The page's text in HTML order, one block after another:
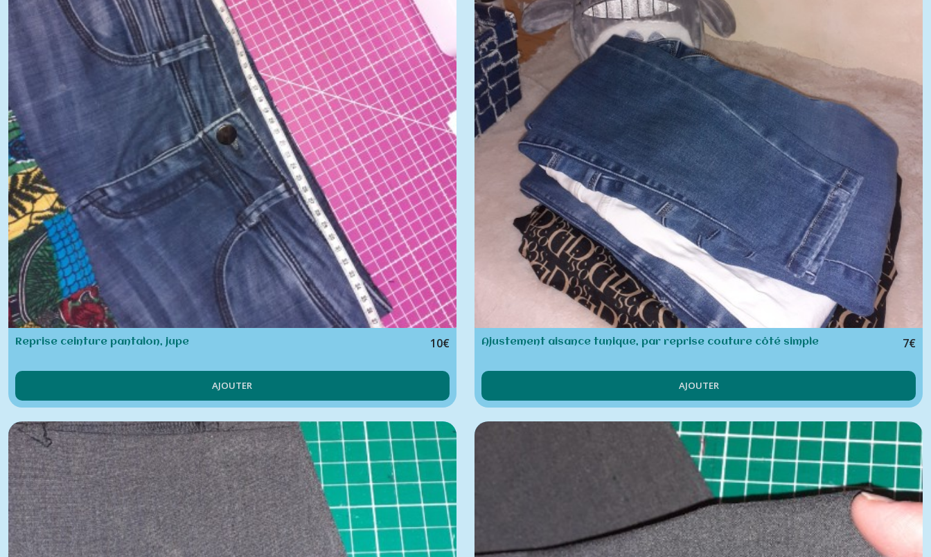
Reprise ceinture pantalon, jupe 10€
AJOUTER
Ajustement aisance tunique, par reprise couture côté simple 7€
AJOUTER